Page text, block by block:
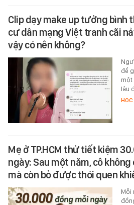
Clip dạy make up tưởng bình
cư dân mạng Việt tranh cãi
vậy có nên không?
để
một
lâu
Mẹ ở TP.HCM thử tiết kiệm
ngày: Sau một năm, cô không
mà còn bỏ được thói quen
Mỗi